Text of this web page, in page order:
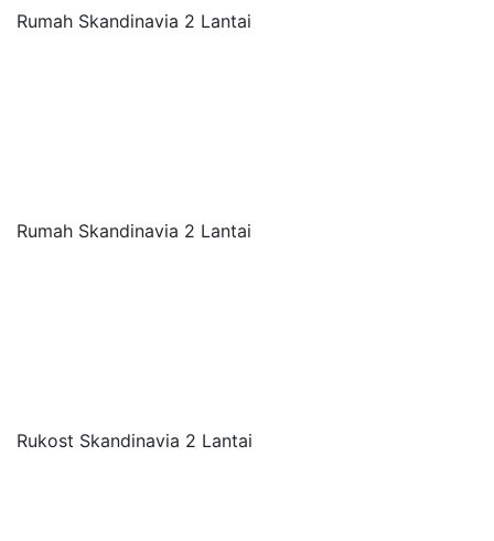
Rumah Skandinavia 2 Lantai
Rumah Skandinavia 2 Lantai
Rukost Skandinavia 2 Lantai